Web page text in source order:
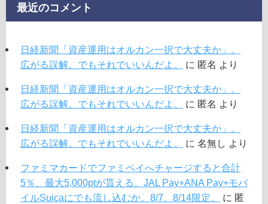
最近のコメント
日経新聞「資産運用はオルカン一択で大丈夫か」。
広がる誤解。でもそれでいいんだよ。
に 匿名 より
日経新聞「資産運用はオルカン一択で大丈夫か」。
広がる誤解。でもそれでいいんだよ。
に 匿名 より
日経新聞「資産運用はオルカン一択で大丈夫か」。
広がる誤解。でもそれでいいんだよ。
に 名無し より
ファミマカードでファミペイへチャージすると合計
5％、最大5,000ptが貰える。JAL Pay+ANA Pay+モバ
イルSuicaにでも流し込むか。8/7、8/14限定。
に 匿